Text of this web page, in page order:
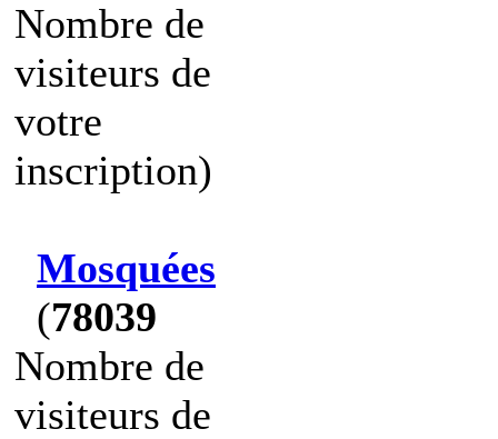
Nombre de
visiteurs de
votre
inscription)
Mosquées
(78039
Nombre de
visiteurs de